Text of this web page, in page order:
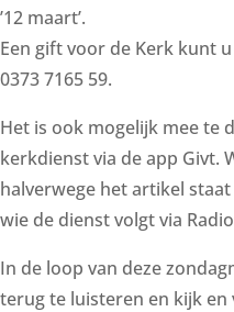
’12 maart’.
Een gift voor de Kerk kunt
0373 7165 59.
Het is ook mogelijk mee te
kerkdienst via de app Givt.
halverwege het artikel
wie de dienst volgt via
In de loop van deze
terug te luisteren en kijk en